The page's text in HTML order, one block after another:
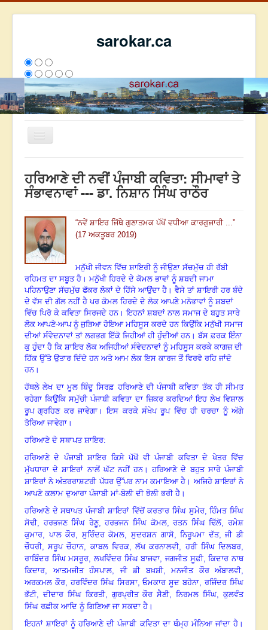
sarokar.ca
Toggle
ਰਚਨਾਵਾਂ
ਸੰਪਰਕ
We have 366 guests and no members online
2800540
ਹਰਿਆਣੇ ਦੀ ਨਵੀਂ ਪੰਜਾਬੀ ਕਵਿਤਾ: ਸੀਮਾਵਾਂ ਤੇ
ਸੰਭਾਵਨਾਵਾਂ --- ਡਾ. ਨਿਸ਼ਾਨ ਸਿੰਘ ਰਾਠੌਰ
“ਨਵੇਂ ਸ਼ਾਇਰ ਜਿੱਥੇ ਗੁਣਾਤਮਕ ਪੱਖੋਂ ਵਧੀਆ ਕਾਰਗੁਜਾਰੀ ...”
(17 ਅਕਤੂਬਰ 2019)
ਮਨੁੱਖੀ ਜੀਵਨ ਵਿੱਚ ਸ਼ਾਇਰੀ ਨੂੰ ਜੀਉਣਾ ਸੱਚਮੁੱਚ ਹੀ ਰੱਬੀ
ਰਹਿਮਤ ਦਾ ਸਬੂਤ ਹੈ । ਮਨੁੱਖੀ ਹਿਰਦੇ ਦੇ ਕੋਮਲ ਭਾਵਾਂ ਨੂੰ ਸ਼ਬਦੀ ਜਾਮਾ
ਪਹਿਨਾਉਣਾ ਸੱਚਮੁੱਚ ਫੱਕਰ ਲੋਕਾਂ ਦੇ ਹਿੱਸੇ ਆਉਂਦਾ ਹੈ । ਵੈਸੇ ਤਾਂ ਸ਼ਾਇਰੀ ਹਰ ਬੰਦੇ
ਦੇ ਵੱਸ ਦੀ ਗੱਲ ਨਹੀਂ ਹੈ ਪਰ ਕੋਮਲ ਹਿਰਦੇ ਦੇ ਲੋਕ ਆਪਣੇ ਮਨੋਭਾਵਾਂ ਨੂੰ ਸ਼ਬਦਾਂ
ਵਿੱਚ ਪਿਰੋ ਕੇ ਕਵਿਤਾ ਸਿਰਜਦੇ ਹਨ ।ਇਹਨਾਂ ਸ਼ਬਦਾਂ ਨਾਲ ਸਮਾਜ ਦੇ ਬਹੁਤ ਸਾਰੇ
ਲੋਕ ਆਪਣੇ-ਆਪ ਨੂੰ ਜੁੜਿਆ ਹੋਇਆ ਮਹਿਸੂਸ ਕਰਦੇ ਹਨ ਕਿਉਂਕਿ ਮਨੁੱਖੀ ਸਮਾਜ
ਦੀਆਂ ਸੰਵੇਦਨਾਵਾਂ ਤਾਂ ਲਗਭਗ ਇੱਕੋ ਜਿਹੀਆਂ ਹੀ ਹੁੰਦੀਆਂ ਹਨ । ਬੱਸ ਫ਼ਰਕ ਇੰਨਾ
ਕੁ ਹੁੰਦਾ ਹੈ ਕਿ ਸ਼ਾਇਰ ਲੋਕ ਅਜਿਹੀਆਂ ਸੰਵੇਦਨਾਵਾਂ ਨੂੰ ਮਹਿਸੂਸ ਕਰਕੇ ਕਾਗਜ਼ ਦੀ
ਹਿੱਕ ਉੱਤੇ ਉਤਾਰ ਦਿੰਦੇ ਹਨ ਅਤੇ ਆਮ ਲੋਕ ਇਸ ਕਾਰਜ ਤੋਂਵਿਰਵੇ ਰਹਿ ਜਾਂਦੇ
ਹਨ ।
ਹੱਥਲੇ ਲੇਖ ਦਾ ਮੂਲ ਬਿੰਦੂ ਸਿਰਫ਼ ਹਰਿਆਣੇ ਦੀ ਪੰਜਾਬੀ ਕਵਿਤਾ ਤੱਕ ਹੀ ਸੀਮਤ
ਰਹੇਗਾ ਕਿਉਂਕਿ ਸਮੁੱਚੀ ਪੰਜਾਬੀ ਕਵਿਤਾ ਦਾ ਜ਼ਿਕਰ ਕਰਦਿਆਂ ਇਹ ਲੇਖ ਵਿਸ਼ਾਲ
ਰੂਪ ਗ੍ਰਹਿਣ ਕਰ ਜਾਵੇਗਾ ।ਇਸ ਕਰਕੇ ਸੰਖੇਪ ਰੂਪ ਵਿੱਚ ਹੀ ਚਰਚਾ ਨੂੰ ਅੱਗੇ
ਤੋਰਿਆ ਜਾਵੇਗਾ ।
ਹਰਿਆਣੇ ਦੇ ਸਥਾਪਤ ਸ਼ਾਇਰ:
ਹਰਿਆਣੇ ਦੇ ਪੰਜਾਬੀ ਸ਼ਾਇਰ ਕਿਸੇ ਪੱਖੋਂ ਵੀ ਪੰਜਾਬੀ ਕਵਿਤਾ ਦੇ ਖੇਤਰ ਵਿੱਚ
ਮੁੱਖਧਾਰਾ ਦੇ ਸ਼ਾਇਰਾਂ ਨਾਲੋਂ ਘੱਟ ਨਹੀਂ ਹਨ ।ਹਰਿਆਣੇ ਦੇ ਬਹੁਤ ਸਾਰੇ ਪੰਜਾਬੀ
ਸ਼ਾਇਰਾਂ ਨੇ ਅੰਤਰਰਾਸ਼ਟਰੀ ਪੱਧਰ ਉੱਪਰ ਨਾਮ ਕਮਾਇਆ ਹੈ । ਅਜਿਹੇ ਸ਼ਾਇਰਾਂ ਨੇ
ਆਪਣੇ ਕਲਾਮ ਦੁਆਰਾ ਪੰਜਾਬੀ ਮਾਂ-ਬੋਲੀ ਦੀ ਝੋਲੀ ਭਰੀ ਹੈ ।
ਹਰਿਆਣੇ ਦੇ ਸਥਾਪਤ ਪੰਜਾਬੀ ਸ਼ਾਇਰਾਂ ਵਿੱਚੋਂ ਕਰਤਾਰ ਸਿੰਘ ਸੁਮੇਰ, ਹਿੰਮਤ ਸਿੰਘ
ਸੋਢੀ, ਹਰਭਜਣ ਸਿੰਘ ਰੇਣੂ, ਹਰਭਜਨ ਸਿੰਘ ਕੋਮਲ, ਰਤਨ ਸਿੰਘ ਢਿੱਲੋਂ, ਰਮੇਸ਼
ਕੁਮਾਰ, ਪਾਲ ਕੌਰ, ਸੁਰਿੰਦਰ ਕੋਮਲ, ਸੁਦਰਸ਼ਨ ਗਾਸੋ, ਨਿਰੂਪਮਾ ਦੱਤ, ਜੀ ਡੀ
ਚੌਧਰੀ, ਸਰੂਪ ਚੌਹਾਨ, ਕਾਬਲ ਵਿਰਕ, ਲੱਖ ਕਰਨਾਲਵੀ, ਹਰੀ ਸਿੰਘ ਦਿਲਬਰ,
ਰਾਬਿੰਦਰ ਸਿੰਘ ਮਸਰੂਰ, ਲਖਵਿੰਦਰ ਸਿੰਘ ਬਾਜਵਾ, ਜਗਜੀਤ ਸੂਫ਼ੀ, ਕਿਦਾਰ ਨਾਥ
ਕਿਦਾਰ, ਆਤਮਜੀਤ ਹੰਸਪਾਲ, ਜੀ ਡੀ ਬਖ਼ਸ਼ੀ, ਮਨਜੀਤ ਕੌਰ ਅੰਬਾਲਵੀ,
ਅਰਕਮਲ ਕੌਰ, ਹਰਵਿੰਦਰ ਸਿੰਘ ਸਿਰਸਾ, ਓਮਕਾਰ ਸੂਦ ਬਹੋਨਾ, ਰਜਿੰਦਰ ਸਿੰਘ
ਭੱਟੀ, ਦੀਦਾਰ ਸਿੰਘ ਕਿਰਤੀ, ਗੁਰਪ੍ਰੀਤ ਕੌਰ ਸੈਣੀ, ਨਿਰਮਲ ਸਿੰਘ, ਕੁਲਵੰਤ
ਸਿੰਘ ਰਫ਼ੀਕ ਆਦਿ ਨੂੰ ਗਿਣਿਆ ਜਾ ਸਕਦਾ ਹੈ ।
ਇਹਨਾਂ ਸ਼ਾਇਰਾਂ ਨੂੰ ਹਰਿਆਣੇ ਦੀ ਪੰਜਾਬੀ ਕਵਿਤਾ ਦਾ ਥੰਮ੍ਹ ਮੰਨਿਆ ਜਾਂਦਾ ਹੈ ।